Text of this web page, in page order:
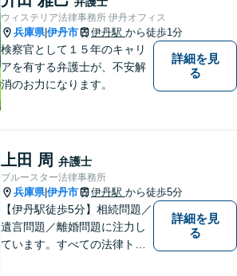
ご相談ください【完全個室】
【法テラス利用可】
ウィステリア法律事務所 伊丹オフィス
兵庫県|伊丹市 伊丹駅 から徒歩1分
検察官として１５年のキャリ
アを有する弁護士が、不安解
消のお力になります。
詳細を見
る
上田 周 弁護士
ブルースター法律事務所
兵庫県|伊丹市 伊丹駅 から徒歩5分
【伊丹駅徒歩5分】相続問題／
遺言問題／離婚問題に注力し
ています。すべての法律トラ
詳細を見
る